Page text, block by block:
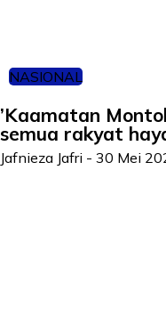
NASIONAL
’Kaamatan
semua rakyat
Jafnieza Jafri - 30 Mei